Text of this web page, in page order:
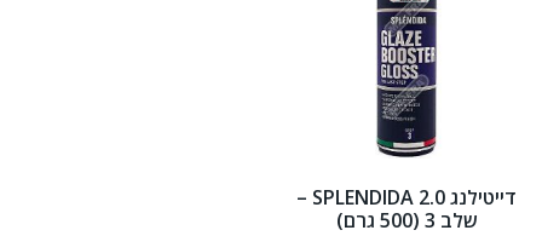
דייטילנג SPLENDIDA 2.0 –
שלב 3 (500 גרם)